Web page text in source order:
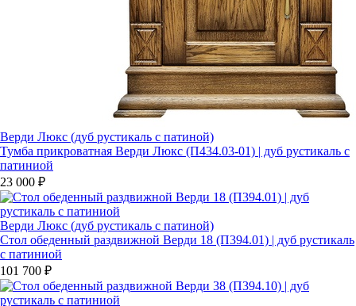
Верди Люкс (дуб рустикаль с патиной)
Тумба прикроватная Верди Люкс (П434.03-01) | дуб рустикаль с
патиниой
23 000 ₽
Верди Люкс (дуб рустикаль с патиной)
Стол обеденный раздвижной Верди 18 (П394.01) | дуб рустикаль
с патиниой
101 700 ₽